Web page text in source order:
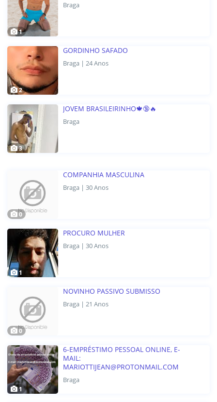
1
Braga
2
GORDINHO SAFADO
Braga | 24 Anos
3
JOVEM BRASILEIRINHO🍁🔞🔥
Braga
0
COMPANHIA MASCULINA
Braga | 30 Anos
1
PROCURO MULHER
Braga | 30 Anos
0
NOVINHO PASSIVO SUBMISSO
Braga | 21 Anos
1
6-EMPRÉSTIMO PESSOAL ONLINE, E-
MAIL:
MARIOTTIJEAN@PROTONMAIL.COM
Braga